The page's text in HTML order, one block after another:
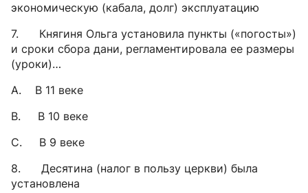
экономическую (кабала, долг) эксплуатацию
7. Княгиня Ольга установила пункты («погосты»)
и сроки сбора дани, регламентировала ее размеры
(уроки)…
A. В 11 веке
B. В 10 веке
C. В 9 веке
8. Десятина (налог в пользу церкви) была
установлена